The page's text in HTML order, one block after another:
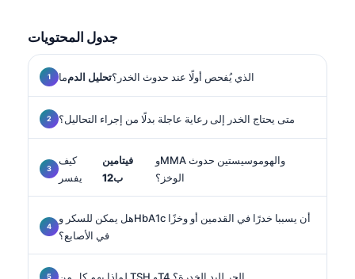
جدول المحتويات
ماتحليل الدمالذي يُفحص أولًا عند حدوث الخدر؟
متى يحتاج الخدر إلى رعاية عاجلة بدلًا من إجراء التحاليل؟
كيف
يفسر
فيتامين
ب12
وMMA والهوموسيستين حدوث
الوخز؟
هل يمكن للسكر وHbA1c أن يسببا خدرًا في القدمين أو وخزًا
في الأصابع؟
لماذا يهم كل من TSH وT4 الحر لليد الخدرة؟